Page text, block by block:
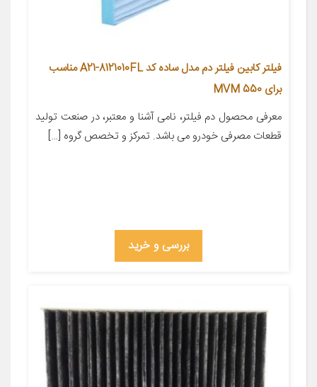
فیلتر کابین فیلتر دم مدل ساده کد A21-8121010FL مناسب
برای MVM 550
معرفی محصول دم فیلتر، نامی آشنا و معتبر، در صنعت تولید
قطعات مصرفی خودرو می باشد. تمرکز و تخصص گروه […]
بررسی و خرید